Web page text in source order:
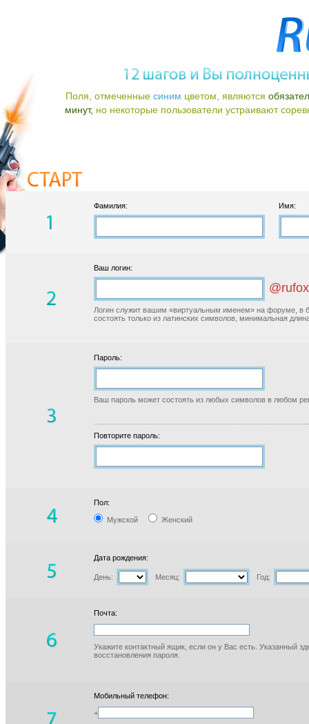
Поля, отмеченные синим цветом, являются
минут, но некоторые пользователи устраивают
Фамилия: Имя:
Ваш логин:
Логин служит вашим «виртуальным именем» на форуме, в
состоять только из латинских символов, минимальная
Пароль:
Ваш пароль может состоять из любых символов в любом
Повторите пароль:
Пол:
Мужской Женский
Дата рождения:
День: Месяц: Год:
Почта:
Укажите контактный ящик, если он у Вас есть. Указанный
восстановления пароля.
Мобильный телефон:
+